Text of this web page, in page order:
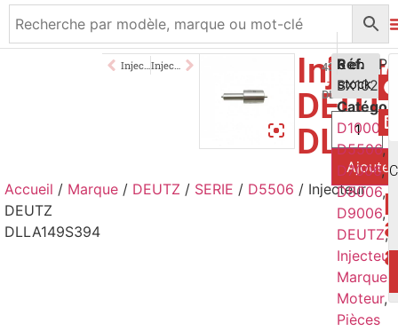
Accueil / Marque / DEUTZ / SERIE / D5506 / Injecteur
DEUTZ
DLLA149S394
Injecteur DEUTZ DLLA149S774 Injecteur DEUTZ DLLA149S490 433271162
DLLA149S394
51,00
TTC
6 en
stock
Réf.
BX1021
D10006,
D5506,
D7006,
D8006,
D9006,
DEUTZ,
Injecteur,
Marque,
Moteur,
Pièces